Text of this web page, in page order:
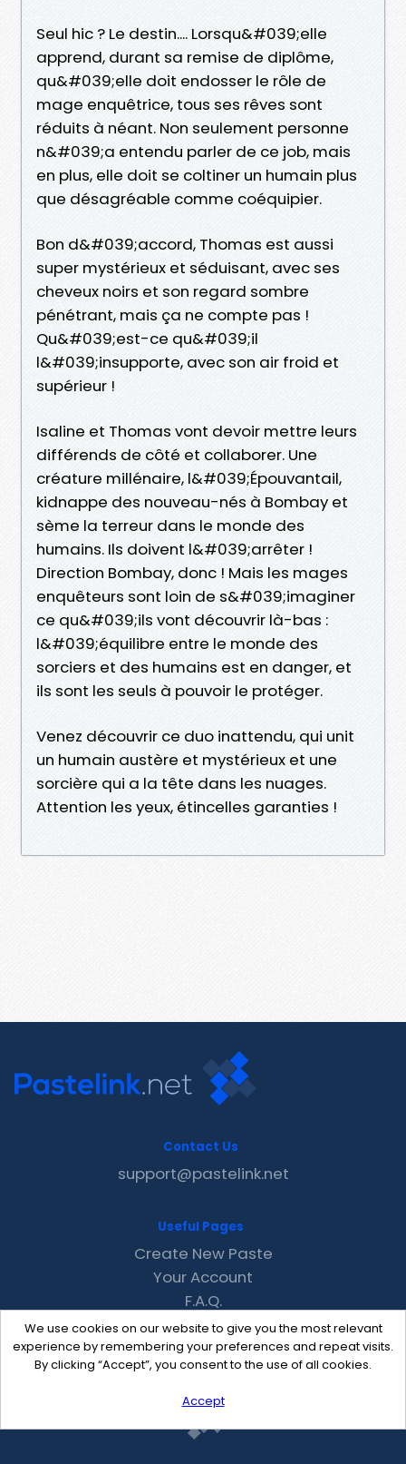
Seul hic ? Le destin.... Lorsqu&#039;elle
apprend, durant sa remise de diplôme,
qu&#039;elle doit endosser le rôle de
mage enquêtrice, tous ses rêves sont
réduits à néant. Non seulement personne
n&#039;a entendu parler de ce job, mais
en plus, elle doit se coltiner un humain plus
que désagréable comme coéquipier.
Bon d&#039;accord, Thomas est aussi
super mystérieux et séduisant, avec ses
cheveux noirs et son regard sombre
pénétrant, mais ça ne compte pas !
Qu&#039;est-ce qu&#039;il
l&#039;insupporte, avec son air froid et
supérieur !
Isaline et Thomas vont devoir mettre leurs
différends de côté et collaborer. Une
créature millénaire, l&#039;Épouvantail,
kidnappe des nouveau-nés à Bombay et
sème la terreur dans le monde des
humains. Ils doivent l&#039;arrêter !
Direction Bombay, donc ! Mais les mages
enquêteurs sont loin de s&#039;imaginer
ce qu&#039;ils vont découvrir là-bas :
l&#039;équilibre entre le monde des
sorciers et des humains est en danger, et
ils sont les seuls à pouvoir le protéger.
Venez découvrir ce duo inattendu, qui unit
un humain austère et mystérieux et une
sorcière qui a la tête dans les nuages.
Attention les yeux, étincelles garanties !
We use cookies on our website to give you the most relevant
experience by remembering your preferences and repeat visits.
By clicking “Accept”, you consent to the use of all cookies.
Accept
Contact Us
support@pastelink.net
Useful Pages
Create New Paste
Your Account
F.A.Q.
Recent
Contact